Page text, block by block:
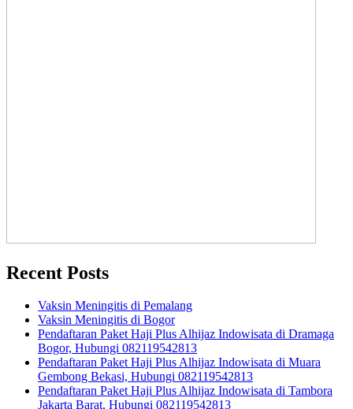
Recent Posts
Vaksin Meningitis di Pemalang
Vaksin Meningitis di Bogor
Pendaftaran Paket Haji Plus Alhijaz Indowisata di Dramaga
Bogor, Hubungi 082119542813
Pendaftaran Paket Haji Plus Alhijaz Indowisata di Muara
Gembong Bekasi, Hubungi 082119542813
Pendaftaran Paket Haji Plus Alhijaz Indowisata di Tambora
Jakarta Barat, Hubungi 082119542813